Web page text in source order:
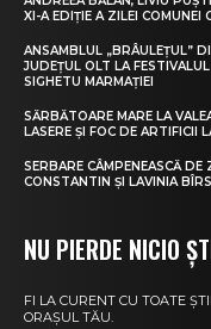
XI-A EDIȚIE A ZILEI COMUNEI
ANSAMBLUL „BRÂULEȚUL”
JUDEȚUL OLT LA
SIGHETU MARMAȚIEI
SĂRBĂTOARE MARE LA
LASERE ȘI FOC DE ARTIFICII
SERBARE CÂMPENEASCĂ
CONSTANTIN ȘI LAVINIA
NU PIERDE NICIO
FI LA CURENT CU TOATE
ORAȘUL TĂU.